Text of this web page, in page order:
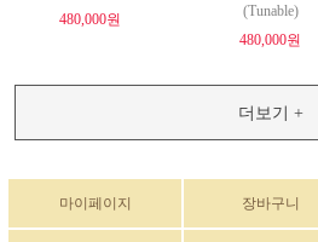
480,000원
(Tunable)
480,000원
더보기 +
마이페이지 장바구니